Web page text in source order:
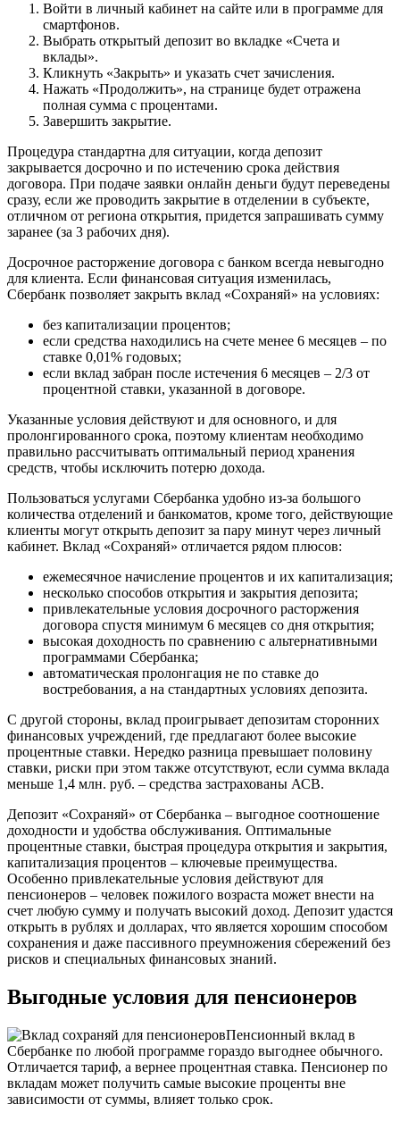
Войти в личный кабинет на сайте или в программе для
смартфонов.
Выбрать открытый депозит во вкладке «Счета и
вклады».
Кликнуть «Закрыть» и указать счет зачисления.
Нажать «Продолжить», на странице будет отражена
полная сумма с процентами.
Завершить закрытие.
Процедура стандартна для ситуации, когда депозит
закрывается досрочно и по истечению срока действия
договора. При подаче заявки онлайн деньги будут переведены
сразу, если же проводить закрытие в отделении в субъекте,
отличном от региона открытия, придется запрашивать сумму
заранее (за 3 рабочих дня).
Досрочное расторжение договора с банком всегда невыгодно
для клиента. Если финансовая ситуация изменилась,
Сбербанк позволяет закрыть вклад «Сохраняй» на условиях:
без капитализации процентов;
если средства находились на счете менее 6 месяцев – по
ставке 0,01% годовых;
если вклад забран после истечения 6 месяцев – 2/3 от
процентной ставки, указанной в договоре.
Указанные условия действуют и для основного, и для
пролонгированного срока, поэтому клиентам необходимо
правильно рассчитывать оптимальный период хранения
средств, чтобы исключить потерю дохода.
Пользоваться услугами Сбербанка удобно из-за большого
количества отделений и банкоматов, кроме того, действующие
клиенты могут открыть депозит за пару минут через личный
кабинет. Вклад «Сохраняй» отличается рядом плюсов:
ежемесячное начисление процентов и их капитализация;
несколько способов открытия и закрытия депозита;
привлекательные условия досрочного расторжения
договора спустя минимум 6 месяцев со дня открытия;
высокая доходность по сравнению с альтернативными
программами Сбербанка;
автоматическая пролонгация не по ставке до
востребования, а на стандартных условиях депозита.
С другой стороны, вклад проигрывает депозитам сторонних
финансовых учреждений, где предлагают более высокие
процентные ставки. Нередко разница превышает половину
ставки, риски при этом также отсутствуют, если сумма вклада
меньше 1,4 млн. руб. – средства застрахованы АСВ.
Депозит «Сохраняй» от Сбербанка – выгодное соотношение
доходности и удобства обслуживания. Оптимальные
процентные ставки, быстрая процедура открытия и закрытия,
капитализация процентов – ключевые преимущества.
Особенно привлекательные условия действуют для
пенсионеров – человек пожилого возраста может внести на
счет любую сумму и получать высокий доход. Депозит удастся
открыть в рублях и долларах, что является хорошим способом
сохранения и даже пассивного преумножения сбережений без
рисков и специальных финансовых знаний.
Выгодные условия для пенсионеров
Пенсионный вклад в
Сбербанке по любой программе гораздо выгоднее обычного.
Отличается тариф, а вернее процентная ставка. Пенсионер по
вкладам может получить самые высокие проценты вне
зависимости от суммы, влияет только срок.